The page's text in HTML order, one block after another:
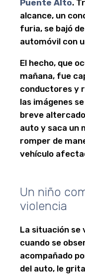
Puente Alto.
alcance, un
furia, se bajó
automóvil con
El hecho, que
mañana, fue
conductores y
las imágenes
breve
auto y saca un
romper de
vehículo
Un niño
violencia
La situación se
cuando se
acompañado
del auto, le